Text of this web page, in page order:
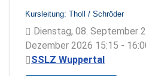
Kursleitung: Tholl / Schröder
Dienstag, 08. September
Dezember 2026 15:15 -
SSLZ Wuppertal